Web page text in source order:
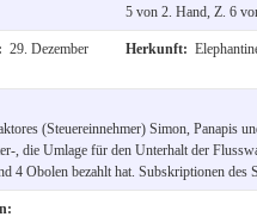
5 von 2. Hand, Z. 6
29. Dezember
Herkunft:
(Steuereinnehmer) Simon, Panapis
, die Umlage für den Unterhalt der
4 Obolen bezahlt hat. Subskriptionen des